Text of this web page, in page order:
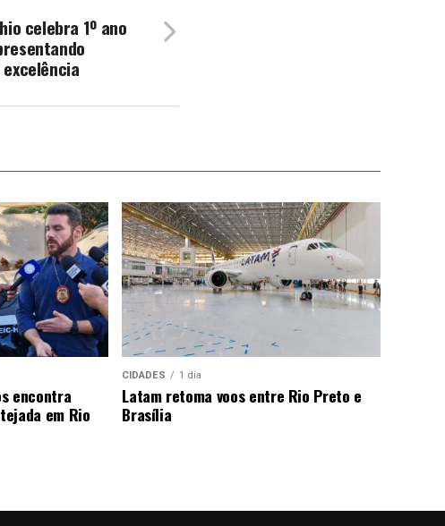
celebra 1º ano
encontra
em Rio
CIDADES 1 dia
Latam retoma voos entre Rio Preto e
Brasília